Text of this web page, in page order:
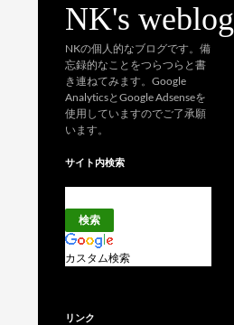
NK's weblog
NKの個人的なブログです。備
忘録的なことをつらつらと書
き連ねてみます。Google
AnalyticsとGoogle Adsenseを
使用していますのでご了承願
います。
サイト内検索
カスタム検索
リンク